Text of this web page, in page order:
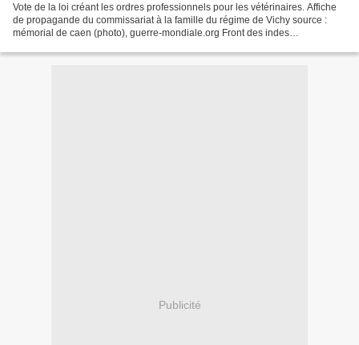
Vote de la loi créant les ordres professionnels pour les vétérinaires. Affiche
de propagande du commissariat à la famille du régime de Vichy source :
mémorial de caen (photo), guerre-mondiale.org Front des indes
Publicité